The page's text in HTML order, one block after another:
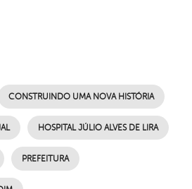
CONSTRUINDO UMA NOVA HISTÓRIA
HOSPITAL JÚLIO ALVES DE LIRA
PREFEITURA